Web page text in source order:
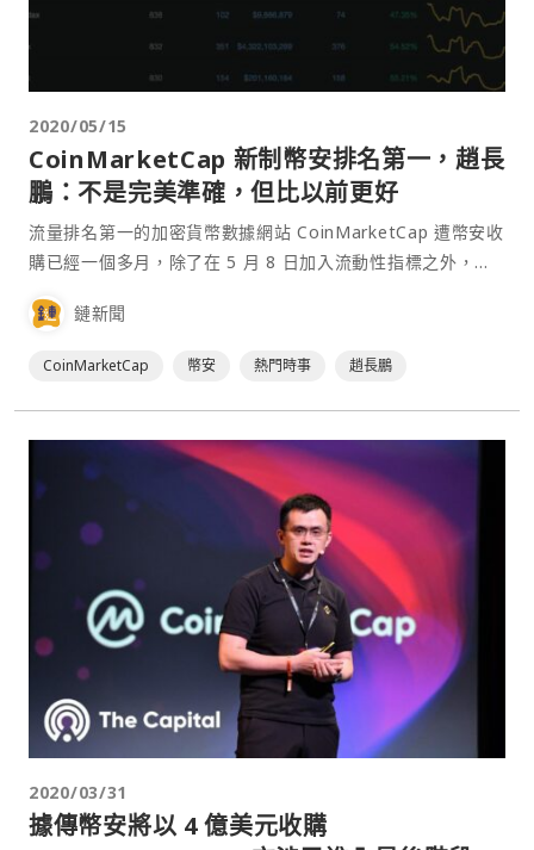
2020/05/15
CoinMarketCap 新制幣安排名第一，趙長
鵬：不是完美準確，但比以前更好
流量排名第一的加密貨幣數據網站 CoinMarketCap 遭幣安收
購已經一個多月，除了在 5 月 8 日加入流動性指標之外，在
比。」 在⋯
鏈新聞
CoinMarketCap 幣安 熱門時事 趙長鵬
2020/03/31
據傳幣安將以 4 億美元收購